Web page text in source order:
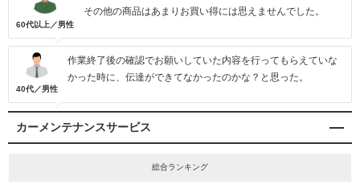
60代以上／男性
その他の商品はあまりお買い得には思えませんでした。
40代／男性
作業終了後の確認でお願いしていた内容を行ってもらえていな
かった時に、伝達ができてなかったのかな？と思った。
カーメンテナンスサービス
総合ランキング